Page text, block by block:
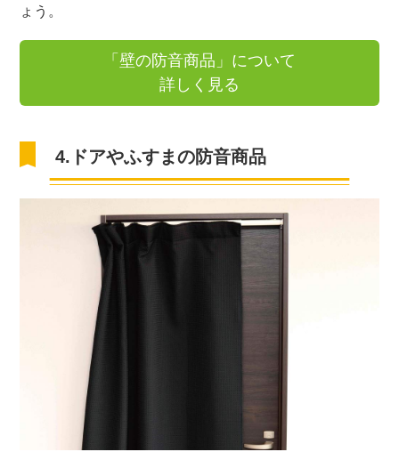
ょう。
「壁の防音商品」について
詳しく見る
4.ドアやふすまの防音商品